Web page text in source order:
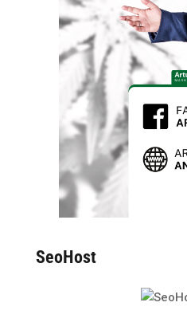
SeoHost